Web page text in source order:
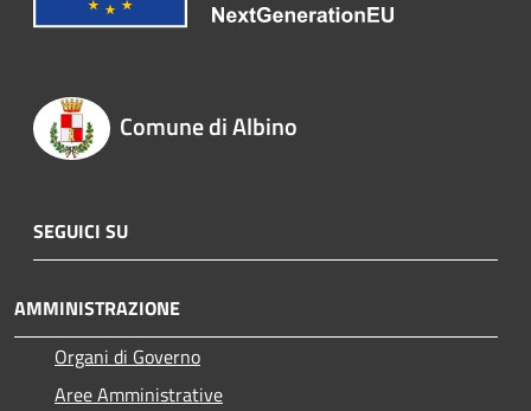
Comune di Albino
SEGUICI SU
AMMINISTRAZIONE
Organi di Governo
Aree Amministrative